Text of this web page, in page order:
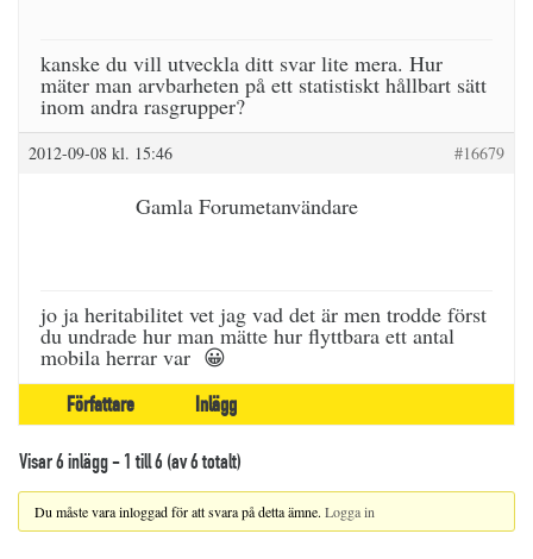
kanske du vill utveckla ditt svar lite mera. Hur
mäter man arvbarheten på ett statistiskt hållbart sätt
inom andra rasgrupper?
2012-09-08 kl. 15:46 #16679
Gamla Forumetanvändare
jo ja heritabilitet vet jag vad det är men trodde först
du undrade hur man mätte hur flyttbara ett antal
mobila herrar var 😀
Författare Inlägg
Visar 6 inlägg - 1 till 6 (av 6 totalt)
Du måste vara inloggad för att svara på detta ämne. Logga in